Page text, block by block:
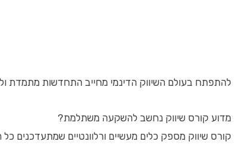
להתפתח בעולם השיווק הדינמי מחייב התחדשות מתמדת ולמידה מתקדמת. אם אתם מחפשים קורס שיווק שיעלה אתכם לרמה
מדוע קורס שיווק נחשב להשקעה משתלמת?
קורס שיווק מספק כלים מעשיים ורלוונטיים שמתעדכנים